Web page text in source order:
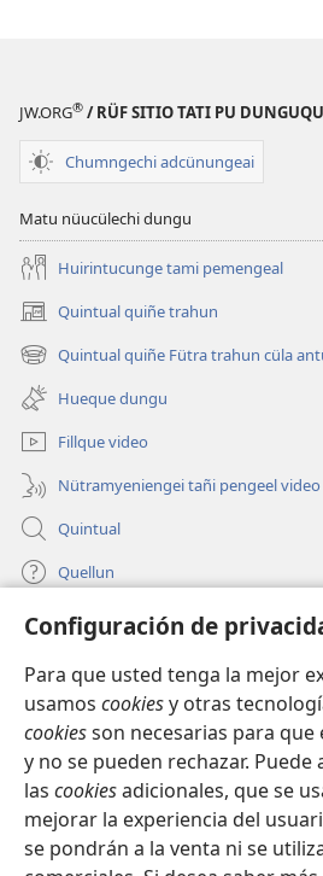
Configuración de
Para que usted tenga la mejor
usamos cookiesy otras
cookiesson necesarias para
y no se pueden rechazar.
las cookiesadicionales, que se
mejorar la experiencia del
se pondrán a la venta ni se
JW.ORG® / RÜF SITIO TATI PU
Chumngechi adcünungeai
Matu nüucülechi dungu
Huirintucunge tami pemengeal
Quintual quiñe trahun
(peafiel
quiñe
hue
pestaña
mu)
Quintual quiñe Fütra trahun cüla
(peafiel
quiñe
hue
pestaña
mu)
Hueque dungu
Fillque video
Nütramyeniengei tañi pengeel
Quintual
Quellun
Tami quelluntucuquem plata mu
quiñe
hue
pestaña
mu)
INTERNET MÜLEYECHI LIFRU
(peafiel
quiñe
hue
pestaña
mu)
JW Hub
(peafiel
quiñe
hue
pestaña
mu)
JW Library ®